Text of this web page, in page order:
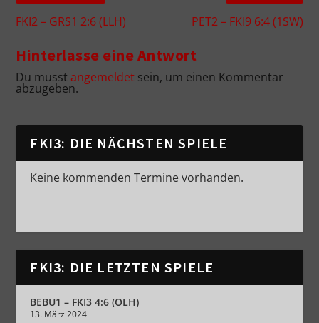
FKI2 – GRS1 2:6 (LLH) PET2 – FKI9 6:4 (1SW)
Hinterlasse eine Antwort
Du musst angemeldet sein, um einen Kommentar
abzugeben.
FKI3: DIE NÄCHSTEN SPIELE
Keine kommenden Termine vorhanden.
FKI3: DIE LETZTEN SPIELE
BEBU1 – FKI3 4:6 (OLH)
13. März 2024